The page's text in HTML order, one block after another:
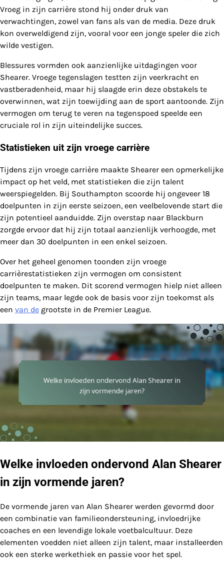
Vroeg in zijn carrière stond hij onder druk van
verwachtingen, zowel van fans als van de media. Deze druk
kon overweldigend zijn, vooral voor een jonge speler die zich
wilde vestigen.
Blessures vormden ook aanzienlijke uitdagingen voor
Shearer. Vroege tegenslagen testten zijn veerkracht en
vastberadenheid, maar hij slaagde erin deze obstakels te
overwinnen, wat zijn toewijding aan de sport aantoonde. Zijn
vermogen om terug te veren na tegenspoed speelde een
cruciale rol in zijn uiteindelijke succes.
Statistieken uit zijn vroege carrière
Tijdens zijn vroege carrière maakte Shearer een opmerkelijke
impact op het veld, met statistieken die zijn talent
weerspiegelden. Bij Southampton scoorde hij ongeveer 18
doelpunten in zijn eerste seizoen, een veelbelovende start die
zijn potentieel aanduidde. Zijn overstap naar Blackburn
zorgde ervoor dat hij zijn totaal aanzienlijk verhoogde, met
meer dan 30 doelpunten in een enkel seizoen.
Over het geheel genomen toonden zijn vroege
carrièrestatistieken zijn vermogen om consistent
doelpunten te maken. Dit scorend vermogen hielp niet alleen
zijn teams, maar legde ook de basis voor zijn toekomst als
een van de grootste in de Premier League.
Welke invloeden ondervond Alan Shearer
in zijn vormende jaren?
De vormende jaren van Alan Shearer werden gevormd door
een combinatie van familieondersteuning, invloedrijke
coaches en een levendige lokale voetbalcultuur. Deze
elementen voedden niet alleen zijn talent, maar installeerden
ook een sterke werkethiek en passie voor het spel.